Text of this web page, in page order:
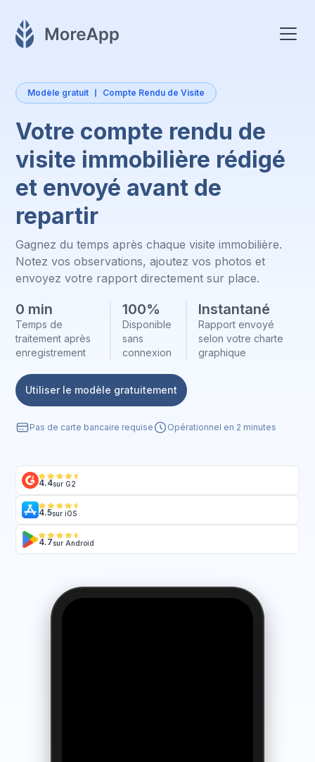
Modèle gratuit Compte Rendu de Visite
Votre compte rendu de
visite immobilière rédigé
et envoyé avant de
repartir
Gagnez du temps après chaque visite immobilière.
Notez vos observations, ajoutez vos photos et
envoyez votre rapport directement sur place.
0 min
Temps de
traitement après
enregistrement
100%
Disponible
sans
connexion
Instantané
Rapport envoyé
selon votre charte
graphique
Utiliser le modèle gratuitement
Pas de carte bancaire requise Opérationnel en 2 minutes
4.4sur G2
4.5sur iOS
4.7sur Android